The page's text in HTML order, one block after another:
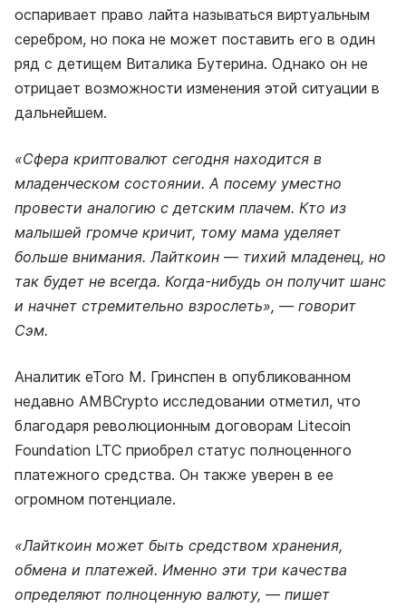
оспаривает право лайта называться виртуальным
серебром, но пока не может поставить его в один
ряд с детищем Виталика Бутерина. Однако он не
отрицает возможности изменения этой ситуации в
дальнейшем.
«Сфера криптовалют сегодня находится в
младенческом состоянии. А посему уместно
провести аналогию с детским плачем. Кто из
малышей громче кричит, тому мама уделяет
больше внимания. Лайткоин — тихий младенец, но
так будет не всегда. Когда-нибудь он получит шанс
и начнет стремительно взрослеть», — говорит
Сэм.
Аналитик eToro М. Гринспен в опубликованном
недавно AMBCrypto исследовании отметил, что
благодаря революционным договорам Litecoin
Foundation LTC приобрел статус полноценного
платежного средства. Он также уверен в ее
огромном потенциале.
«Лайткоин может быть средством хранения,
обмена и платежей. Именно эти три качества
определяют полноценную валюту, — пишет